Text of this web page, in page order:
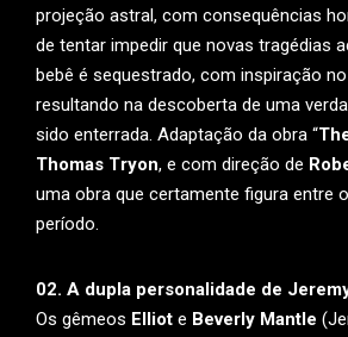
projeção astral, com consequências
de tentar impedir que novas tragédias
bebê é sequestrado, com inspiração
resultando na descoberta de uma
sido enterrada. Adaptação da obra “
Thomas Tryon, e com direção de
uma obra que certamente figura entre
período.
02. A dupla personalidade de
Os gêmeos Elliot e Beverly Mantle